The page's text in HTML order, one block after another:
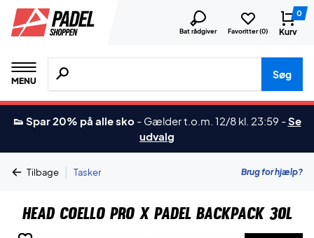
Bat rådgiver Favoritter (0)
0
Kurv
MENU
Søg efter produkter, mærker etc.
Søg
👟 Spar 20% på alle sko - Gælder t.o.m. 12/8 kl. 23:59 -Se
udvalg
Tilbage | Tasker Brug for hjælp?
Head Coello Pro X Padel Backpack 30L